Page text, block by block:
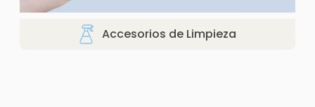
Accesorios de Limpieza